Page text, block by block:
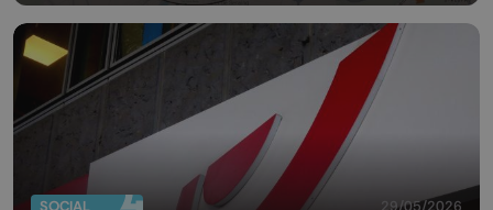
SOCIAL 29/05/2026